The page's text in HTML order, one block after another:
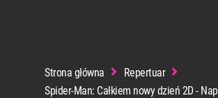
Strona główna
Repertuar
Spider-Man: Całkiem nowy dzień 2D -